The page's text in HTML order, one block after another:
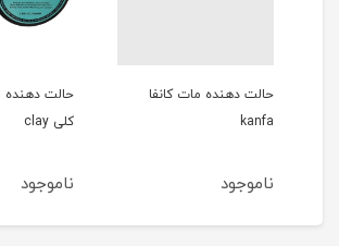
حالت دهنده مات و پماد